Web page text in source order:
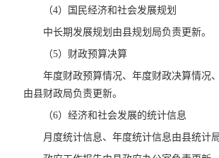
（4）国民经济和社会发展规划
中长期发展规划由县规划局负责更新。
（5）财政预算决算
年度财政预算情况、年度财政决算情况
由县财政局负责更新。
（6）经济和社会发展的统计信息
月度统计信息、年度统计信息由县统计